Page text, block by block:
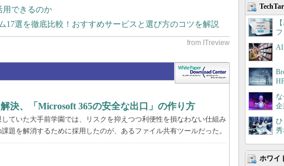
用できるのか
17選を徹底比較！おすすめサービスと選び方のコツを解説
決、「Microsoft 365の安全な出口」の作り方
ていた大手前学園では、リスクを抑えつつ利便性を損なわない仕組み
題を解消するために採用したのが、あるファイル共有ツールだった。
AI
な
秀
ホワイ